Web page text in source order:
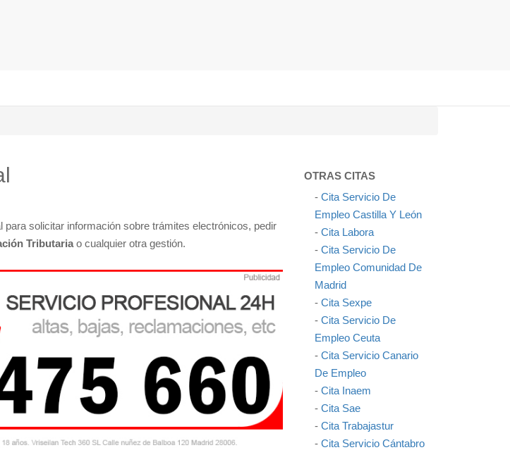
para solicitar información sobre trámites electrónicos, pedir
Tributaria o cualquier otra gestión.
OTRAS CITAS
- Cita Servicio De
Empleo Castilla Y León
- Cita Labora
- Cita Servicio De
Empleo Comunidad De
Madrid
- Cita Sexpe
- Cita Servicio De
Empleo Ceuta
- Cita Servicio Canario
De Empleo
- Cita Inaem
- Cita Sae
- Cita Trabajastur
- Cita Servicio Cántabro